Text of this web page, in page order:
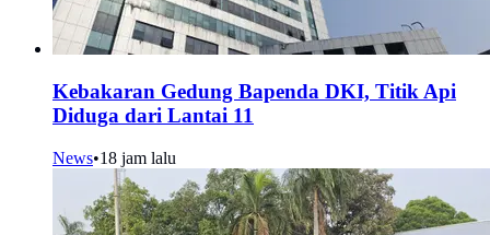
Kebakaran Gedung Bapenda DKI, Titik Api
Diduga dari Lantai 11
News•18 jam lalu